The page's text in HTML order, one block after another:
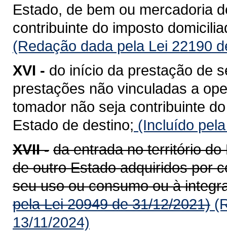
Estado, de bem ou mercadoria
contribuinte do imposto
(Redação dada pela Lei 22190
XVI - do início da prestação de
prestações não vinculadas a
tomador não seja contribuinte
Estado de destino; (Incluído
XVII - da entrada no território
de outro Estado adquiridos por
seu uso ou consumo ou à
pela Lei 20949 de 31/12/2021)
13/11/2024)